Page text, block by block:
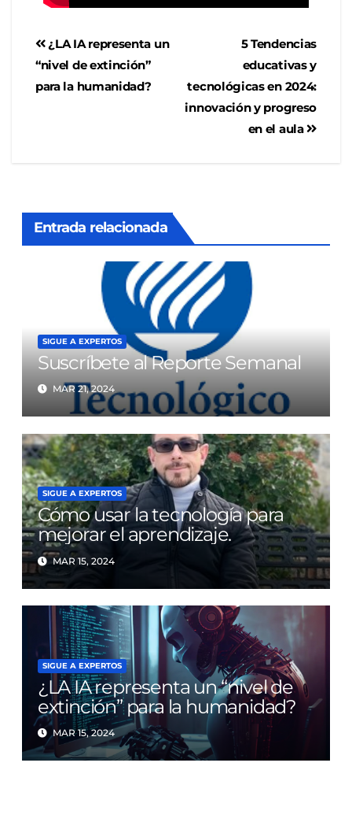
5 Tendencias
educativas y
tecnológicas en 2024:
innovación y progreso
en el aula
¿LA IA representa un
“nivel de extinción”
para la humanidad?
Entrada relacionada
SIGUE A EXPERTOS
Suscríbete al Reporte Semanal
MAR 21, 2024
SIGUE A EXPERTOS
Cómo usar la tecnología para
mejorar el aprendizaje.
MAR 15, 2024
SIGUE A EXPERTOS
¿LA IA representa un “nivel de
extinción” para la humanidad?
MAR 15, 2024